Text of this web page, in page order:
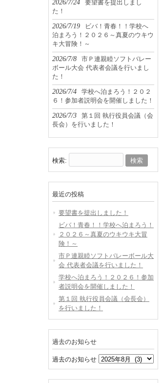
2026/7/24
要望書を提出しまし
た！
2026/7/19
ビバ！青春！！学校へ
泊まろう！２０２６～真夏のウキウ
キ大冒険！～
2026/7/8
市Ｐ連親睦ソフトバレー
ボール大会 代表者会議を行いまし
た！
2026/7/4
学校へ泊まろう！２０２
６！参加者説明会を開催しました！
2026/7/3
第１回 執行役員会議（会
長会）を行いました！
検索:
最近の投稿
要望書を提出しました！
ビバ！青春！！学校へ泊まろう！
２０２６～真夏のウキウキ大冒
険！～
市Ｐ連親睦ソフトバレーボール大
会 代表者会議を行いました！
学校へ泊まろう！２０２６！参加
者説明会を開催しました！
第１回 執行役員会議（会長会）
を行いました！
過去のお知らせ
過去のお知らせ